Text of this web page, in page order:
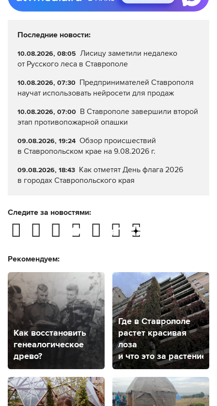
Последние новости:
10.08.2026, 08:05 Лисицу заметили недалеко
от Русского леса в Ставрополе
10.08.2026, 07:30 Предпринимателей Ставрополя
научат использовать нейросети для продаж
10.08.2026, 07:00 В Ставрополе завершили второй
этап противопожарной опашки
09.08.2026, 19:24 Обзор происшествий
в Ставропольском крае на 9.08.2026 г.
09.08.2026, 18:43 Как отметят День флага 2026
в городах Ставропольского края
Следите за новостями:
Рекомендуем:
Как восстановить
генеалогическое
древо?
Где в Ставрополе
растет красивая
лоза
и что это за растение?